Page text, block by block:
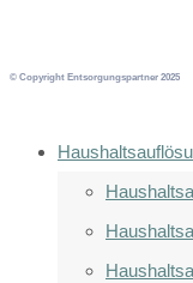
© Copyright Entsorgungspartner 2025